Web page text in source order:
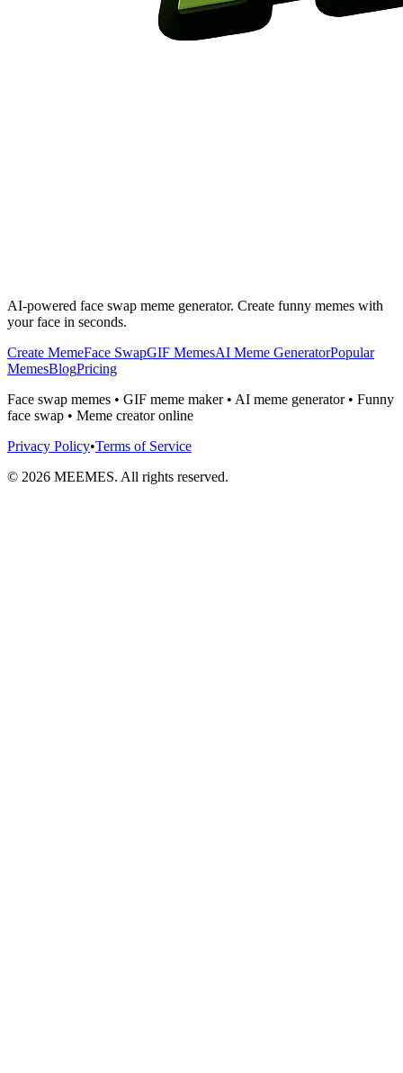
AI-powered face swap meme generator. Create funny memes with
your face in seconds.
Create MemeFace SwapGIF MemesAI Meme GeneratorPopular
MemesBlogPricing
Face swap memes • GIF meme maker • AI meme generator • Funny
face swap • Meme creator online
Privacy Policy•Terms of Service
© 2026 MEEMES. All rights reserved.